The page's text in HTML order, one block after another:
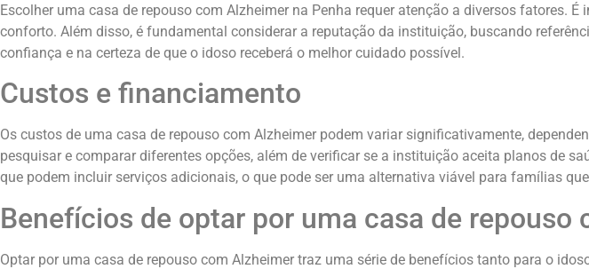
Escolher uma casa de repouso com Alzheimer na Penha requer atenção a diversos fatores.
conforto. Além disso, é fundamental considerar a reputação da instituição, buscando
confiança e na certeza de que o idoso receberá o melhor cuidado possível.
Custos e financiamento
Os custos de uma casa de repouso com Alzheimer podem variar significativamente,
pesquisar e comparar diferentes opções, além de verificar se a instituição aceita planos de
que podem incluir serviços adicionais, o que pode ser uma alternativa viável para famílias
Benefícios de optar por uma casa de repouso
Optar por uma casa de repouso com Alzheimer traz uma série de benefícios tanto para o